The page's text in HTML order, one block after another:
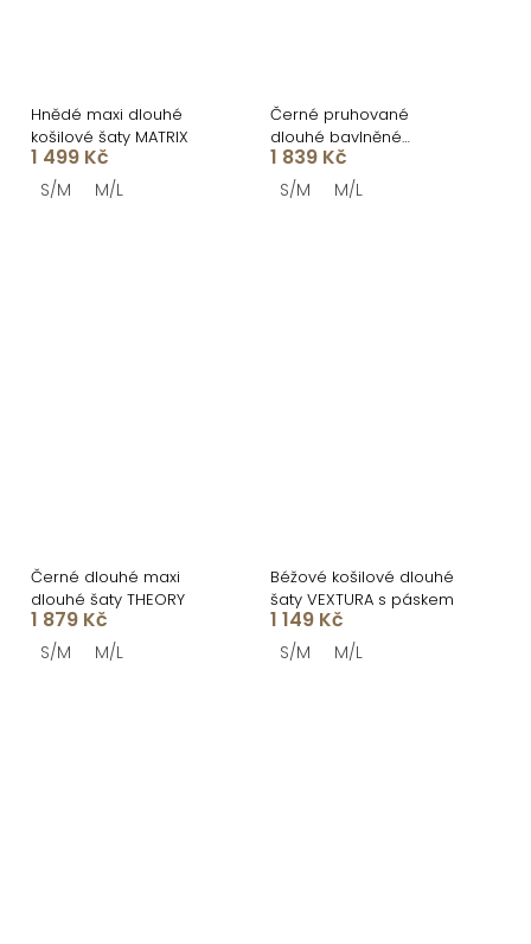
Hnědé maxi dlouhé
košilové šaty MATRIX
1 499 Kč
S/M M/L
Černé pruhované
dlouhé bavlněné
zavinovací šaty NATURE
1 839 Kč
S/M M/L
Černé dlouhé maxi
dlouhé šaty THEORY
1 879 Kč
S/M M/L
Béžové košilové dlouhé
šaty VEXTURA s páskem
1 149 Kč
S/M M/L